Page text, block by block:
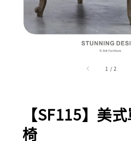
1 /2
【SF115】美
椅